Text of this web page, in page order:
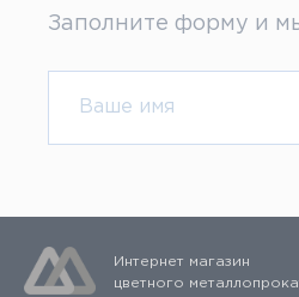
Заполните форму и
Интернет магазин
цветного